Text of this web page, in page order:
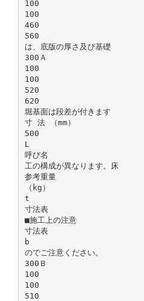
100
100
460
560
は、底版の厚さ及び基礎
300Ａ
100
100
520
620
堀基面は段差が付きます
寸 法 （mm）
500
L
呼び名
工の構成が異なります。床
参考重量
（kg）
t
寸法表
■施工上の注意
寸法表
b
のでご注意ください。
300Ｂ
100
100
510